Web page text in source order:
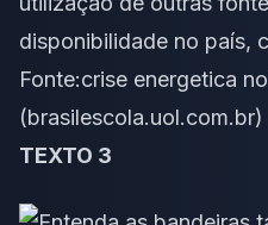
disponibilidade no país,
Fonte:crise energetica
(brasilescola.uol.com.br)
TEXTO 3